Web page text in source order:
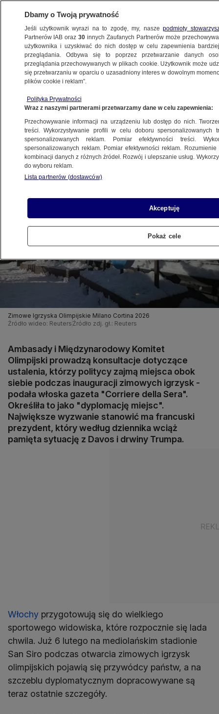
ŚWIAT
inauguracji igrzysk? Włoski dziennik
o "dyplomacji miejsc"
30.01.2026, 09:05
Posłuchaj artykułu
Czyta lektor AI
Zimowe Igrzyska Olimpijskie Milano Cortina 2026
Źródło wideo: Reuters Źródło zdj. gł.: Reuters
Ambasady i Międzynarodowy Komitet
Olimpijski prowadzą konsultacje dotyczące
ustalenia, którzy politycy zajmą miejsca obok
siebie podczas inauguracji zimowych igrzysk -
podała włoska gazeta "Corriere della Sera".
Określiła to jako "dyplomację miejsc".
Największe wyzwanie stanowić ma francuski
prezydent, który według dziennika wciąż
pamięta sytuację z Davos i drwiny Trumpa.
Włochy przygotowują się do wielkiego
sportowego widowiska, które rozpocznie się lada
chwila. Już 6 lutego na mediolańskim stadionie
San Siro podczas otwarcia zimowych igrzysk
olimpijskich pojawią się przywódcy państw, a na
szczeblu dyplomatycznym dopracowywane są
teraz ostatnie szczegóły.
Dbamy o Twoją prywatność
Jeśli użytkownik wyrazi na to zgodę, my, naszepodmioty
Partnerów IAB oraz30 innych Zaufanych Partnerów może
użytkownika i uzyskiwać do nich dostęp w celu zapewnienia
przeglądania. Odbywa się to poprzez przetwarzanie danych
przeglądania przechowywanych w plikach cookie. Użytkownik może
się przetwarzaniu w oparciu o uzasadniony interes w dowolnym
plików cookie i reklam”.
Polityka Prywatności
Wraz z naszymi partnerami przetwarzamy dane w celu zapewnienia:
Przechowywanie informacji na urządzeniu lub dostęp do nich.
treści. Wykorzystywanie profili w celu doboru spersonalizowanych
spersonalizowanych reklam. Pomiar efektywności treści.
spersonalizowanych reklam. Pomiar efektywności reklam.
kombinacji danych z różnych źródeł. Rozwój i ulepszanie usług.
do wyboru reklam.
Lista partnerów (dostawców)
Akceptuję
Pokaż cele